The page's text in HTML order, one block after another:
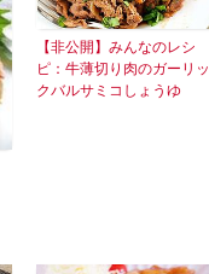
【非公開】みんなのレシ
ピ：牛薄切り肉のガーリッ
クバルサミコしょうゆ